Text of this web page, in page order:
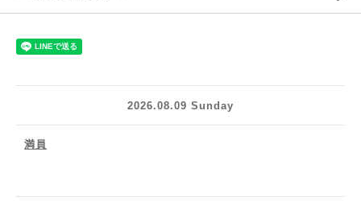
2026.08.09 Sunday
満員